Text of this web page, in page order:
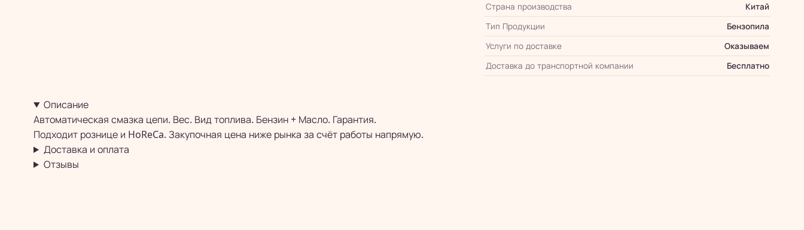
Страна производства
Китай
Тип Продукции
Бензопила
Услуги по доставке
Оказываем
Доставка до транспортной компании
Бесплатно
Описание
Автоматическая смазка цепи. Вес. Вид топлива. Бензин + Масло. Гарантия.
Подходит рознице и HoReCa. Закупочная цена ниже рынка за счёт работы напрямую.
Доставка и оплата
Отзывы